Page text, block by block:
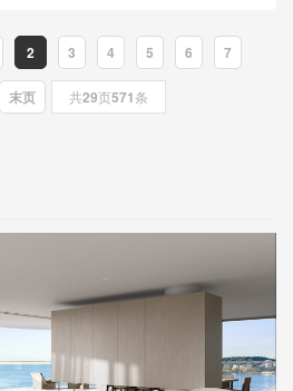
滩仅几步之遥，可饱览从海洋
到内陆的壮丽...
2 3 4 5 6 7
末页 共29页571条